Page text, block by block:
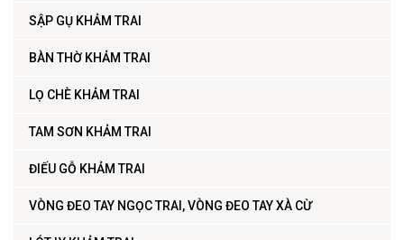
SẬP GỤ KHẢM TRAI
BÀN THỜ KHẢM TRAI
LỌ CHÈ KHẢM TRAI
TAM SƠN KHẢM TRAI
ĐIẾU GỖ KHẢM TRAI
VÒNG ĐEO TAY NGỌC TRAI, VÒNG ĐEO TAY XÀ CỪ